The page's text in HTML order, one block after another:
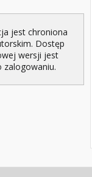
jest chroniona
Dostęp
wersji jest
zalogowaniu.